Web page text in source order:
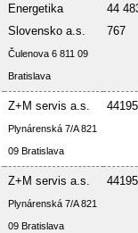
Energetika
Slovensko a.s.
Čulenova 6 811 09
Bratislava
44
767
Z+M servis a.s.
Plynárenská 7/A 821
09 Bratislava
Z+M servis a.s.
Plynárenská 7/A 821
09 Bratislava